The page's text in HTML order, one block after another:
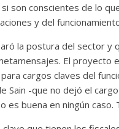
son conscientes de lo
y del
la postura del sector y
El
cargos claves del
Sain -que no dejó el
es buena en ningún